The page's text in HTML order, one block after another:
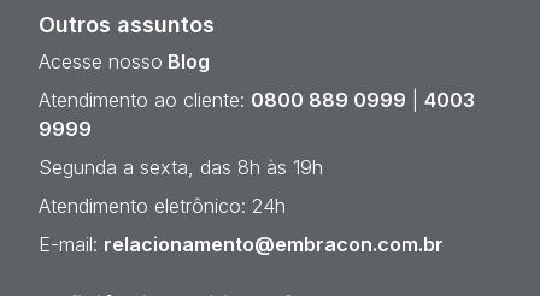
Outros assuntos
Acesse nosso Blog
Atendimento ao cliente: 0800 889 0999
4003
9999
Segunda a sexta, das 8h às 19h
Atendimento eletrônico: 24h
E-mail: relacionamento@embracon.com.br